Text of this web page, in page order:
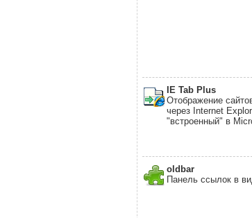
IE Tab Plus
Отображение
через Internet
"встроенный" в
oldbar
Панель ссылок в